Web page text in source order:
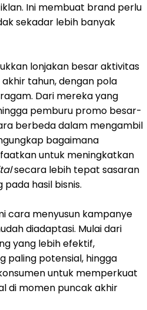
Ini membuat brand perlu
sekadar lebih banyak
lonjakan besar aktivitas
tahun, dengan pola
Dari mereka yang
pemburu promo besar-
berbeda dalam mengambil
bagaimana
untuk meningkatkan
secara lebih tepat sasaran
hasil bisnis.
cara menyusun kampanye
diadaptasi. Mulai dari
yang lebih efektif,
paling potensial, hingga
untuk memperkuat
di momen puncak akhir